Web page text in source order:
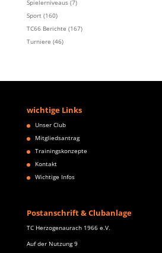
Spielerniveaus(7)
Sport(160)
TC66 Berichte (167)
Turniere (46)
wichtige Links
Unser Club
Mitgliedsantrag
Trainingskonzepte
Kontakt
Wichtige Infos
Postanschrift & Clubanlage
TC Herzogenaurach 1966 e.V.
Auf der Nutzung 9